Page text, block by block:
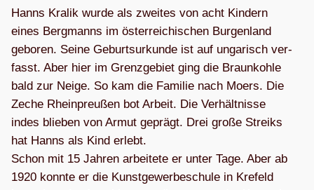
Hanns Kra­lik wurde als zwei­tes von acht Kin­dern
eines Berg­manns im öster­rei­chi­schen Bur­gen­land
gebo­ren. Seine Geburts­ur­kunde ist auf unga­risch ver­
fasst. Aber hier im Grenz­ge­biet ging die Braun­kohle
bald zur Neige. So kam die Fami­lie nach Moers. Die
Zeche Rhein­preu­ßen bot Arbeit. Die Ver­hält­nisse
indes blie­ben von Armut geprägt. Drei große Streiks
hat Hanns als Kind erlebt.
Schon mit 15 Jah­ren arbei­tete er unter Tage. Aber ab
1920 konnte er die Kunst­ge­wer­be­schule in Kre­feld